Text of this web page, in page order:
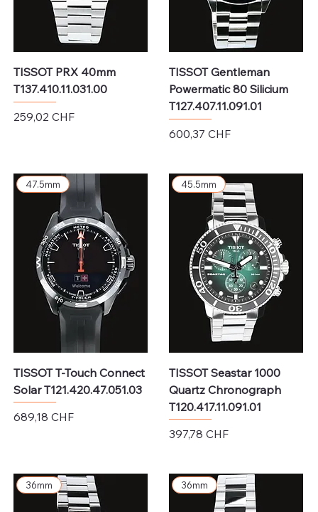
TISSOT PRX 40mm
T137.410.11.031.00
Preis
259,02 CHF
TISSOT Gentleman
Powermatic 80 Silicium
T127.407.11.091.01
Preis
600,37 CHF
47.5mm
TISSOT T-Touch Connect
Solar T121.420.47.051.03
Preis
689,18 CHF
45.5mm
TISSOT Seastar 1000
Quartz Chronograph
T120.417.11.091.01
Preis
397,78 CHF
36mm 36mm